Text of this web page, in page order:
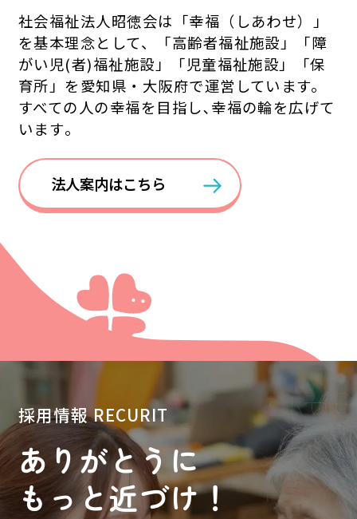
社会福祉法人昭徳会は「幸福（しあわせ）」
を基本理念として、「高齢者福祉施設」「障
がい児(者)福祉施設」「児童福祉施設」「保
育所」を愛知県・大阪府で運営しています。
すべての人の幸福を目指し､幸福の輪を広げて
います｡
法人案内はこちら
採用情報RECURIT
ありがとうに
もっと近づけ！